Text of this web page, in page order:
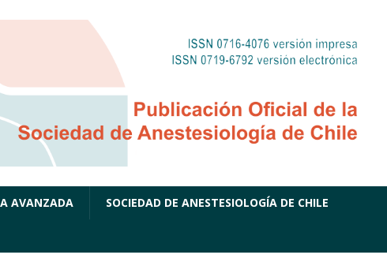
AVANZADA SOCIEDAD DE ANESTESIOLOGÍA DE CHILE